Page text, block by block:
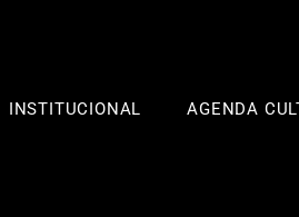
INSTITUCIONAL AGENDA